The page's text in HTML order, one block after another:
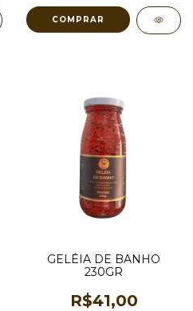
GELÉIA DE BANHO
230GR
R$41,00